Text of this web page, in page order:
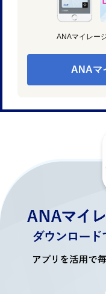
ANAマイレー
ANAマ